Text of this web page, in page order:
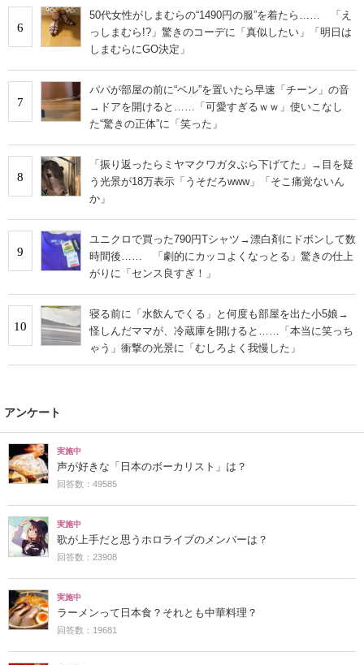
6
50代女性がしまむらの“1490円の服”を着たら…… 「え
っしまむら!?」驚きのコーデに「真似したい」「明日は
しまむらにGO決定」
7
パパが部屋の前に“ベル”を置いたら早速「チーン」の音
→ドアを開けると……「可愛すぎるｗｗ」使いこなし
た“驚きの正体”に「笑った」
8
「振り返ったらミヤマクワガタぶら下げてた」→目を疑
う光景が18万表示「うそだろwww」「そこ痛覚ないん
か」
9
ユニクロで買った790円Tシャツ→漂白剤にドボンして数
時間後…… 「劇的にカッコよくなっとる」驚きの仕上
がりに「センス良すぎ！」
10
寝る前に「水飲んでくる」と何度も部屋を出た小5娘→
怪しんだママが、冷蔵庫を開けると……「本当に笑っち
ゃう」衝撃の光景に「むしろよく我慢した」
アンケート
実施中
声が好きな「日本のボーカリスト」は？
回答数：49585
実施中
歌が上手だと思うホロライブのメンバーは？
回答数：23908
実施中
ラーメンって日本食？それとも中華料理？
回答数：19681